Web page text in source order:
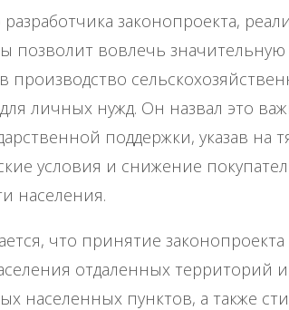
законопроекта,
позволит вовлечь значительную
производство
личных нужд. Он назвал это
поддержки, указав на
условия и снижение
населения.
что принятие
отдаленных территорий и
населенных пунктов, а также